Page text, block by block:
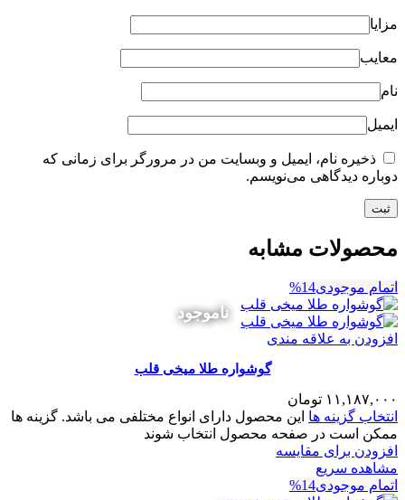
مزایا
معایب
نام
ایمیل
ذخیره نام، ایمیل و وبسایت من در مرورگر برای زمانی که
دوباره دیدگاهی می‌نویسم.
محصولات مشابه
اتمام موجودی14%
افزودن به علاقه مندی
ناموجود
گوشواره طلا میخی قلب
۱۱,۱۸۷,۰۰۰ تومان
انتخاب گزینه ها این محصول دارای انواع مختلفی می باشد. گزینه ها
ممکن است در صفحه محصول انتخاب شوند
افزودن برای مقایسه
مشاهده سریع
اتمام موجودی14%